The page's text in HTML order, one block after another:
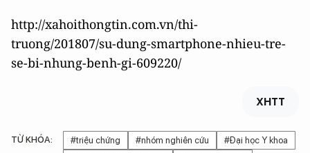
http://xahoithongtin.com.vn/thi-
truong/201807/su-dung-smartphone-nhieu-tre-
se-bi-nhung-benh-gi-609220/
XHTT
TỪ KHÓA: #triệu chứng #nhóm nghiên cứu
#Đại học Y khoa